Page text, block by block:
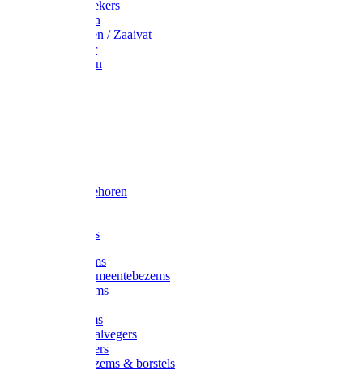
Graskantstekers
Verticuteren
Strooiwagen / Zaaivat
Grasmaaier
Grasscharen
Slede toebehoren
Composters
Straatbezems
Stads- / Gemeentebezems
Terrasbezems
Gootbezems
Kamer-/Zaalvegers
Vloertrekkers
Onkruidbezems & borstels